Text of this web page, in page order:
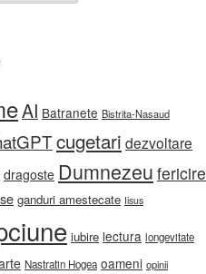
AI Batranete Bistrita-Nasaud
cugetari dezvoltare
dragoste Dumnezeu fericire
ganduri amestecate Iisus
iubire lectura longevitate
Nastratin Hogea oameni opinii